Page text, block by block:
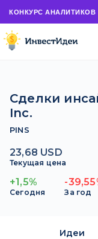
КОНКУРС АНАЛИТИКОВ
Сделки
Inc.
PINS
23,68 USD
Текущая цена
+1,5%
Сегодня
-
За год
Идеи